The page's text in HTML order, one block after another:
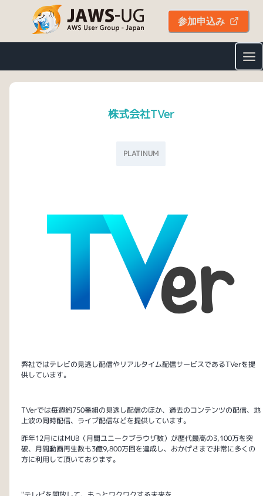
参加申込み
株式会社TVer
PLATINUM
弊社ではテレビの見逃し配信やリアルタイム配信サービスであるTVerを提
供しています。
TVerでは毎週約750番組の見逃し配信のほか、過去のコンテンツの配信、地
上波の同時配信、ライブ配信などを提供しています。
昨年12月にはMUB（月間ユニークブラウザ数）が歴代最高の3,100万を突
破、月間動画再生数も3億9,800万回を達成し、おかげさまで非常に多くの
方に利用して頂いております。